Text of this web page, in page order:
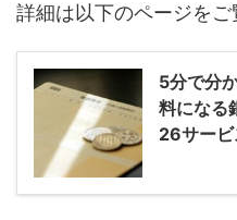
詳細は以下のページをご
5分で分
料になる
26サー